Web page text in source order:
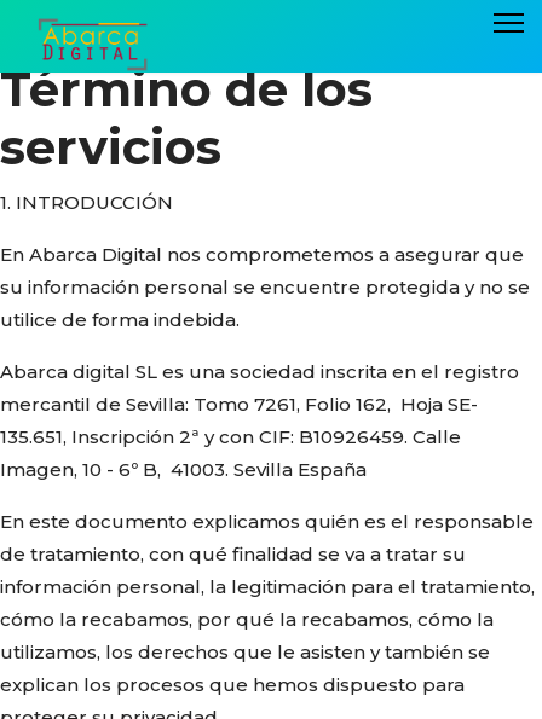
Término de los
servicios
1. INTRODUCCIÓN
En Abarca Digital nos comprometemos a asegurar que
su información personal se encuentre protegida y no se
utilice de forma indebida.
Abarca digital SL es una sociedad inscrita en el registro
mercantil de Sevilla: Tomo 7261, Folio 162, Hoja SE-
135.651, Inscripción 2ª y con CIF: B10926459. Calle
Imagen, 10 - 6º B, 41003. Sevilla España
En este documento explicamos quién es el responsable
de tratamiento, con qué finalidad se va a tratar su
información personal, la legitimación para el tratamiento,
cómo la recabamos, por qué la recabamos, cómo la
utilizamos, los derechos que le asisten y también se
explican los procesos que hemos dispuesto para